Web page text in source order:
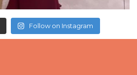
Follow on Instagram